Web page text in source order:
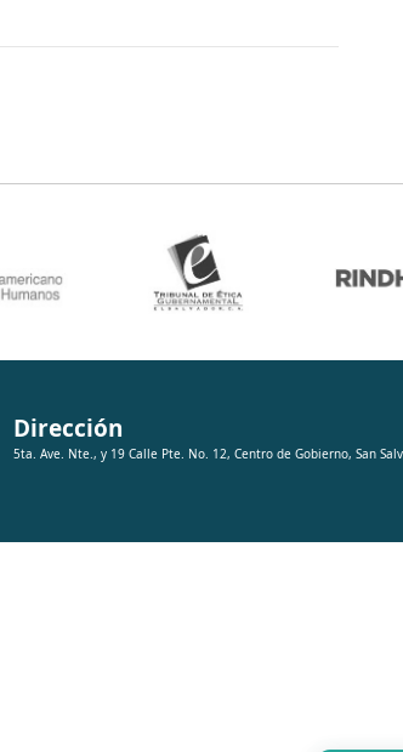
Dirección
5ta. Ave. Nte., y 19 Calle Pte. No. 12, Centro de Gobierno, San